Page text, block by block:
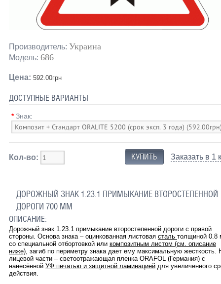
Производитель: Украина
Модель: 686
Цена: 592.00грн
ДОСТУПНЫЕ ВАРИАНТЫ
* Знак:
Кол-во: Заказать в 1
ДОРОЖНЫЙ ЗНАК 1.23.1 ПРИМЫКАНИЕ ВТОРОСТЕПЕННОЙ
ДОРОГИ 700 ММ
ОПИСАНИЕ:
Дорожный знак 1.23.1 примыкание второстепенной дороги с правой
стороны. Основа знака – оцинкованная листовая сталь толщиной 0.8
со специальной отбортовкой или композитным листом (см. описание
ниже), загиб по периметру знака дает ему максимальную жесткость.
лицевой части – светоотражающая пленка ORAFOL (Германия) с
нанесённой УФ печатью и защитной ламинациейдля увеличенного
действия.